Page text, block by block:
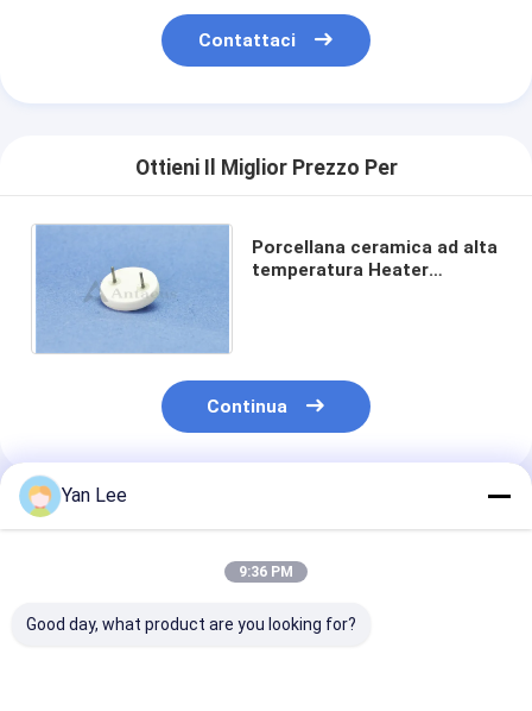
Contattaci
Ottieni Il Miglior Prezzo Per
Porcellana ceramica ad alta
temperatura Heater
Continua
Prodotti Raccomandati
Yan Lee
9:36 PM
Good day, what product are you looking for?